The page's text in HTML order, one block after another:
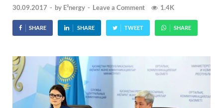
30.09.2017 - by E²nergy - Leave a Comment 1.4K
SHARE SHARE TWEET SHARE